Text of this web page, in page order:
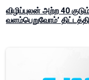
விழிப்புலன் அற்ற 40
வளம்பெறுவோம்’